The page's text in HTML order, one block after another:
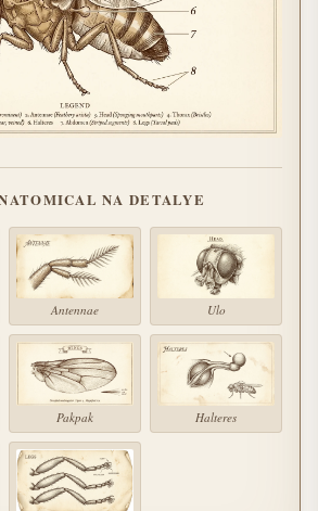
NA DETALYE
Antennae Ulo
Pakpak Halteres